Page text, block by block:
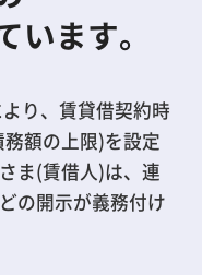
います。
り、賃貸借契約時
額の上限)を設定
ま(賃借人)は、連
の開示が義務付け